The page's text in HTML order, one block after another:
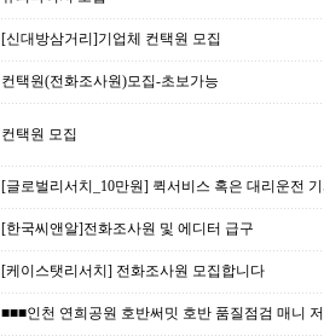
[신대방삼거리]기업체 컨택원 모집
컨택원(전화조사원)모집-초보가능
컨택원 모집
[글로벌리서치_10만원] 퀵서비스 혹은 대리운전
[한국씨앤알]전화조사원 및 에디터 급구
[케이스탯리서치] 전화조사원 모집합니다
■■■인천 연희공원 호반써밋 호반 품질점검 매니